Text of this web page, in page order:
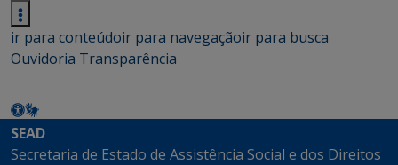
ir para conteúdoir para navegaçãoir para busca
Ouvidoria Transparência
SEAD
Secretaria de Estado de Assistência Social e dos Direitos